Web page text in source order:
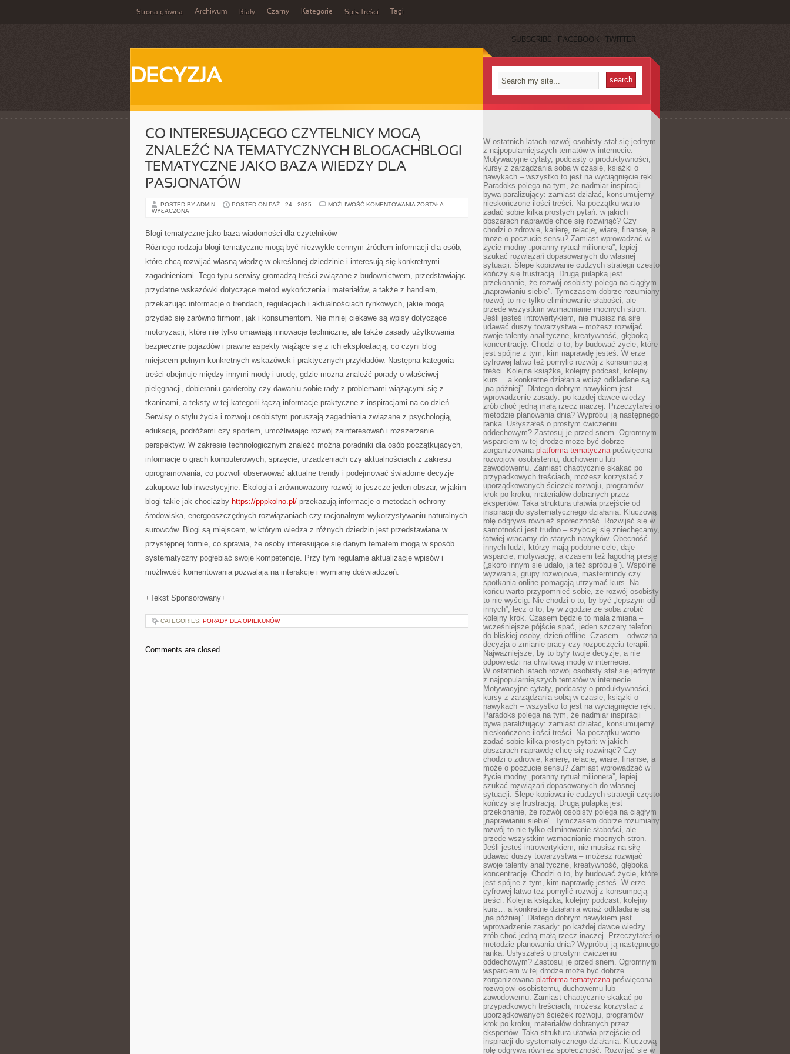
Strona główna Archiwum Biały Czarny Kategorie Spis Treści Tagi
SUBSCRIBE FACEBOOK TWITTER
DECYZJA
CO INTERESUJĄCEGO CZYTELNICY MOGĄ
ZNALEŹĆ NA TEMATYCZNYCH BLOGACHBLOGI
TEMATYCZNE JAKO BAZA WIEDZY DLA
PASJONATÓW
POSTED BY ADMIN POSTED ON PAŹ - 24 - 2025 MOŻLIWOŚĆ KOMENTOWANIA CO
BLOGACHBLOGI
JAKO
WIEDZY
PASJONATÓW
ZOSTAŁA
WYŁĄCZONA
Blogi tematyczne jako baza wiadomości dla czytelników
Różnego rodzaju blogi tematyczne mogą być niezwykle cennym źródłem informacji dla osób,
które chcą rozwijać własną wiedzę w określonej dziedzinie i interesują się konkretnymi
zagadnieniami. Tego typu serwisy gromadzą treści związane z budownictwem, przedstawiając
przydatne wskazówki dotyczące metod wykończenia i materiałów, a także z handlem,
przekazując informacje o trendach, regulacjach i aktualnościach rynkowych, jakie mogą
przydać się zarówno firmom, jak i konsumentom. Nie mniej ciekawe są wpisy dotyczące
motoryzacji, które nie tylko omawiają innowacje techniczne, ale także zasady użytkowania
bezpiecznie pojazdów i prawne aspekty wiążące się z ich eksploatacją, co czyni blog
miejscem pełnym konkretnych wskazówek i praktycznych przykładów. Następna kategoria
treści obejmuje między innymi modę i urodę, gdzie można znaleźć porady o właściwej
pielęgnacji, dobieraniu garderoby czy dawaniu sobie rady z problemami wiążącymi się z
tkaninami, a teksty w tej kategorii łączą informacje praktyczne z inspiracjami na co dzień.
Serwisy o stylu życia i rozwoju osobistym poruszają zagadnienia związane z psychologią,
edukacją, podróżami czy sportem, umożliwiając rozwój zainteresowań i rozszerzanie
perspektyw. W zakresie technologicznym znaleźć można poradniki dla osób początkujących,
informacje o grach komputerowych, sprzęcie, urządzeniach czy aktualnościach z zakresu
oprogramowania, co pozwoli obserwować aktualne trendy i podejmować świadome decyzje
zakupowe lub inwestycyjne. Ekologia i zrównoważony rozwój to jeszcze jeden obszar, w jakim
blogi takie jak chociażby https://pppkolno.pl/ przekazują informacje o metodach ochrony
środowiska, energooszczędnych rozwiązaniach czy racjonalnym wykorzystywaniu naturalnych
surowców. Blogi są miejscem, w którym wiedza z różnych dziedzin jest przedstawiana w
przystępnej formie, co sprawia, że osoby interesujące się danym tematem mogą w sposób
systematyczny pogłębiać swoje kompetencje. Przy tym regularne aktualizacje wpisów i
możliwość komentowania pozwalają na interakcję i wymianę doświadczeń.
+Tekst Sponsorowany+
CATEGORIES: PORADY DLA OPIEKUNÓW
Comments are closed.
W ostatnich latach rozwój osobisty stał się jednym
z najpopularniejszych tematów w internecie.
Motywacyjne cytaty, podcasty o produktywności,
kursy z zarządzania sobą w czasie, książki o
nawykach – wszystko to jest na wyciągnięcie ręki.
Paradoks polega na tym, że nadmiar inspiracji
bywa paraliżujący: zamiast działać, konsumujemy
nieskończone ilości treści. Na początku warto
zadać sobie kilka prostych pytań: w jakich
obszarach naprawdę chcę się rozwinąć? Czy
chodzi o zdrowie, karierę, relacje, wiarę, finanse, a
może o poczucie sensu? Zamiast wprowadzać w
życie modny „poranny rytuał milionera”, lepiej
szukać rozwiązań dopasowanych do własnej
sytuacji. Ślepe kopiowanie cudzych strategii często
kończy się frustracją. Drugą pułapką jest
przekonanie, że rozwój osobisty polega na ciągłym
„naprawianiu siebie”. Tymczasem dobrze rozumiany
rozwój to nie tylko eliminowanie słabości, ale
przede wszystkim wzmacnianie mocnych stron.
Jeśli jesteś introwertykiem, nie musisz na siłę
udawać duszy towarzystwa – możesz rozwijać
swoje talenty analityczne, kreatywność, głęboką
koncentrację. Chodzi o to, by budować życie, które
jest spójne z tym, kim naprawdę jesteś. W erze
cyfrowej łatwo też pomylić rozwój z konsumpcją
treści. Kolejna książka, kolejny podcast, kolejny
kurs… a konkretne działania wciąż odkładane są
„na później”. Dlatego dobrym nawykiem jest
wprowadzenie zasady: po każdej dawce wiedzy
zrób choć jedną małą rzecz inaczej. Przeczytałeś o
metodzie planowania dnia? Wypróbuj ją następnego
ranka. Usłyszałeś o prostym ćwiczeniu
oddechowym? Zastosuj je przed snem. Ogromnym
wsparciem w tej drodze może być dobrze
zorganizowana platforma tematycznapoświęcona
rozwojowi osobistemu, duchowemu lub
zawodowemu. Zamiast chaotycznie skakać po
przypadkowych treściach, możesz korzystać z
uporządkowanych ścieżek rozwoju, programów
krok po kroku, materiałów dobranych przez
ekspertów. Taka struktura ułatwia przejście od
inspiracji do systematycznego działania. Kluczową
rolę odgrywa również społeczność. Rozwijać się w
samotności jest trudno – szybciej się zniechęcamy,
łatwiej wracamy do starych nawyków. Obecność
innych ludzi, którzy mają podobne cele, daje
wsparcie, motywację, a czasem też łagodną presję
(„skoro innym się udało, ja też spróbuję”). Wspólne
wyzwania, grupy rozwojowe, mastermindy czy
spotkania online pomagają utrzymać kurs. Na
końcu warto przypomnieć sobie, że rozwój osobisty
to nie wyścig. Nie chodzi o to, by być „lepszym od
innych”, lecz o to, by w zgodzie ze sobą zrobić
kolejny krok. Czasem będzie to mała zmiana –
wcześniejsze pójście spać, jeden szczery telefon
do bliskiej osoby, dzień offline. Czasem – odważna
decyzja o zmianie pracy czy rozpoczęciu terapii.
Najważniejsze, by to były twoje decyzje, a nie
odpowiedzi na chwilową modę w internecie.
W ostatnich latach rozwój osobisty stał się jednym
z najpopularniejszych tematów w internecie.
Motywacyjne cytaty, podcasty o produktywności,
kursy z zarządzania sobą w czasie, książki o
nawykach – wszystko to jest na wyciągnięcie ręki.
Paradoks polega na tym, że nadmiar inspiracji
bywa paraliżujący: zamiast działać, konsumujemy
nieskończone ilości treści. Na początku warto
zadać sobie kilka prostych pytań: w jakich
obszarach naprawdę chcę się rozwinąć? Czy
chodzi o zdrowie, karierę, relacje, wiarę, finanse, a
może o poczucie sensu? Zamiast wprowadzać w
życie modny „poranny rytuał milionera”, lepiej
szukać rozwiązań dopasowanych do własnej
sytuacji. Ślepe kopiowanie cudzych strategii często
kończy się frustracją. Drugą pułapką jest
przekonanie, że rozwój osobisty polega na ciągłym
„naprawianiu siebie”. Tymczasem dobrze rozumiany
rozwój to nie tylko eliminowanie słabości, ale
przede wszystkim wzmacnianie mocnych stron.
Jeśli jesteś introwertykiem, nie musisz na siłę
udawać duszy towarzystwa – możesz rozwijać
swoje talenty analityczne, kreatywność, głęboką
koncentrację. Chodzi o to, by budować życie, które
jest spójne z tym, kim naprawdę jesteś. W erze
cyfrowej łatwo też pomylić rozwój z konsumpcją
treści. Kolejna książka, kolejny podcast, kolejny
kurs… a konkretne działania wciąż odkładane są
„na później”. Dlatego dobrym nawykiem jest
wprowadzenie zasady: po każdej dawce wiedzy
zrób choć jedną małą rzecz inaczej. Przeczytałeś o
metodzie planowania dnia? Wypróbuj ją następnego
ranka. Usłyszałeś o prostym ćwiczeniu
oddechowym? Zastosuj je przed snem. Ogromnym
wsparciem w tej drodze może być dobrze
zorganizowana platforma tematycznapoświęcona
rozwojowi osobistemu, duchowemu lub
zawodowemu. Zamiast chaotycznie skakać po
przypadkowych treściach, możesz korzystać z
uporządkowanych ścieżek rozwoju, programów
krok po kroku, materiałów dobranych przez
ekspertów. Taka struktura ułatwia przejście od
inspiracji do systematycznego działania. Kluczową
rolę odgrywa również społeczność. Rozwijać się w